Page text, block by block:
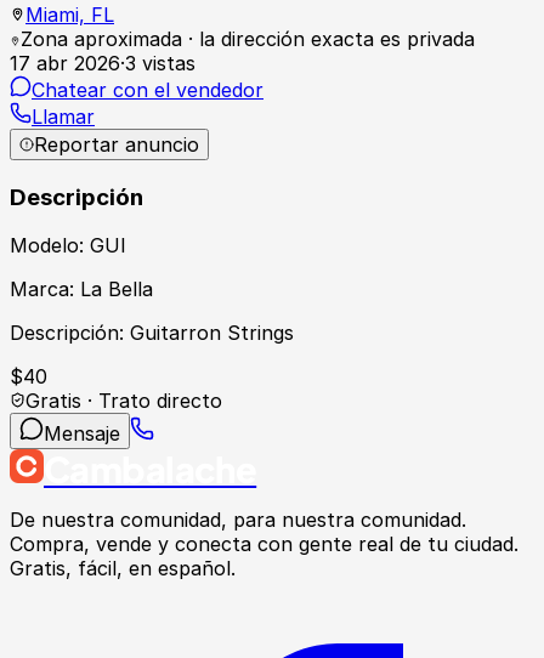
Miami, FL
Zona aproximada · la dirección exacta es privada
17 abr 2026·3 vistas
Chatear con el vendedor
Llamar
Reportar anuncio
Descripción
Modelo: GUI
Marca: La Bella
Descripción: Guitarron Strings
$40
Gratis · Trato directo
Mensaje
De nuestra comunidad, para nuestra comunidad.
Compra, vende y conecta con gente real de tu ciudad.
Gratis, fácil, en español.